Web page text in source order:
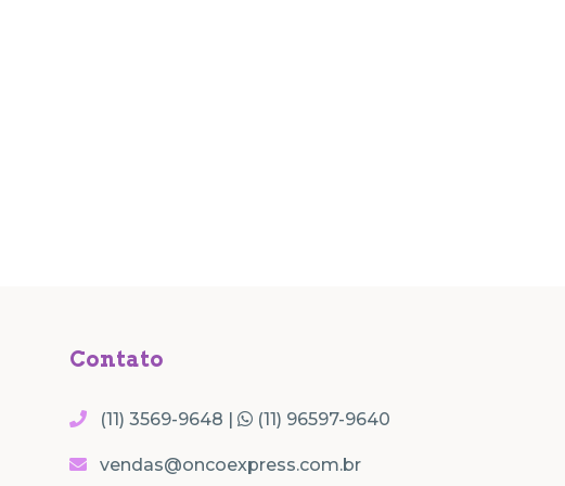
Contato
(11) 3569-9648 | (11) 96597-9640
vendas@oncoexpress.com.br